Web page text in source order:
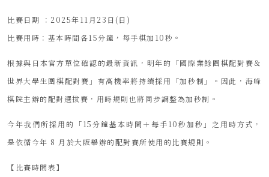
比賽日期 ：2025年11月23日(日)
比賽用時：基本時間各15分鐘，每手棋加10秒。
根據與日本官方單位確認的最新資訊，明年的「國際業餘圍棋配對賽＆
世界大學生圍棋配對賽」有高機率將持續採用「加秒制」。因此，海峰
棋院主辦的配對選拔賽，用時規則也將同步調整為加秒制。
今年我們所採用的「15分鐘基本時間＋每手10秒加秒」之用時方式，
是依循今年 8 月於大阪舉辦的配對賽所使用的比賽規則。
【比賽時間表】